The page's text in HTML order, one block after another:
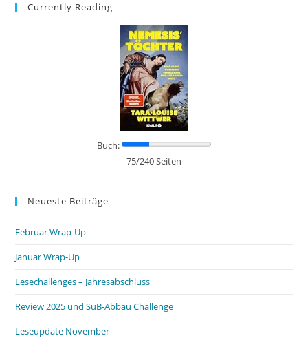
Currently Reading
Buch:
75/240 Seiten
Neueste Beiträge
Februar Wrap-Up
Januar Wrap-Up
Lesechallenges – Jahresabschluss
Review 2025 und SuB-Abbau Challenge
Leseupdate November